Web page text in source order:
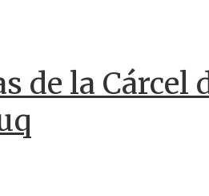
de la Cárcel